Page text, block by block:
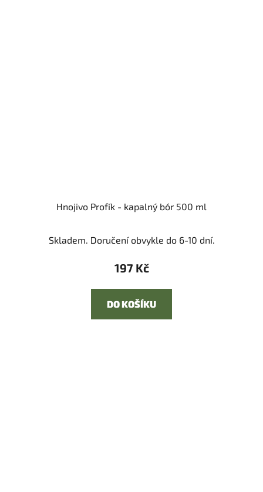
Hnojivo Profík - kapalný bór 500 ml
Skladem. Doručení obvykle do 6-10 dní.
197 Kč
DO KOŠÍKU